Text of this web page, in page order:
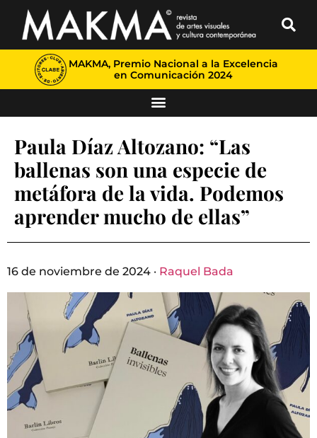
MAKMA, Premio Nacional a la Excelencia
en Comunicación 2024
Paula Díaz Altozano: “Las
ballenas son una especie de
metáfora de la vida. Podemos
aprender mucho de ellas”
16 de noviembre de 2024 · Raquel Bada